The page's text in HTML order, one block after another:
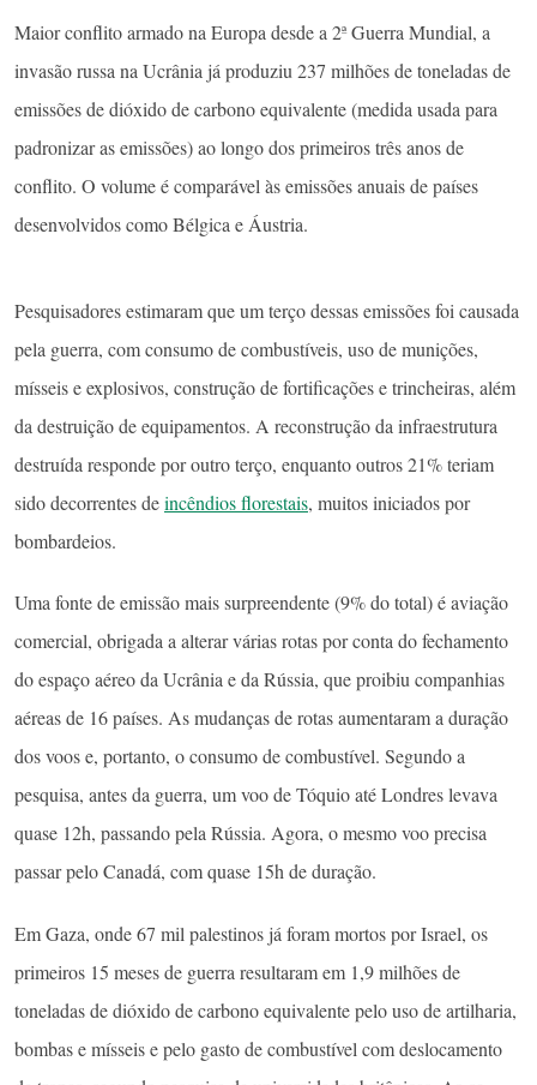
Maior conflito armado na Europa desde a 2ª Guerra Mundial, a
invasão russa na Ucrânia já produziu 237 milhões de toneladas de
emissões de dióxido de carbono equivalente (medida usada para
padronizar as emissões) ao longo dos primeiros três anos de
conflito. O volume é comparável às emissões anuais de países
desenvolvidos como Bélgica e Áustria.
Pesquisadores estimaram que um terço dessas emissões foi causada
pela guerra, com consumo de combustíveis, uso de munições,
mísseis e explosivos, construção de fortificações e trincheiras, além
da destruição de equipamentos. A reconstrução da infraestrutura
destruída responde por outro terço, enquanto outros 21% teriam
sido decorrentes deincêndios florestais, muitos iniciados por
bombardeios.
Uma fonte de emissão mais surpreendente (9% do total) é aviação
comercial, obrigada a alterar várias rotas por conta do fechamento
do espaço aéreo da Ucrânia e da Rússia, que proibiu companhias
aéreas de 16 países. As mudanças de rotas aumentaram a duração
dos voos e, portanto, o consumo de combustível. Segundo a
pesquisa, antes da guerra, um voo de Tóquio até Londres levava
quase 12h, passando pela Rússia. Agora, o mesmo voo precisa
passar pelo Canadá, com quase 15h de duração.
Em Gaza, onde 67 mil palestinos já foram mortos por Israel, os
primeiros 15 meses de guerra resultaram em 1,9 milhões de
toneladas de dióxido de carbono equivalente pelo uso de artilharia,
bombas e mísseis e pelo gasto de combustível com deslocamento